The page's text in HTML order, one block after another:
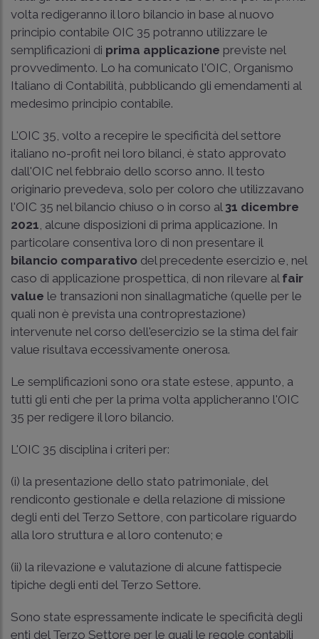
volta redigeranno il loro bilancio in base al nuovo
principio contabile OIC 35 potranno utilizzare le
semplificazioni di prima applicazione previste nel
provvedimento. Lo ha comunicato l'OIC, Organismo
Italiano di Contabilità, pubblicando gli emendamenti al
medesimo principio contabile.
L'OIC 35, volto a recepire le specificità del settore
italiano no-profit nei loro bilanci, è stato approvato
dall'OIC nel febbraio dello scorso anno. Il testo
originario prevedeva, solo per coloro che utilizzavano
l'OIC 35 nel bilancio chiuso o in corso al 31 dicembre
2021, alcune disposizioni di prima applicazione. In
particolare consentiva loro di non presentare il
bilancio comparativo del precedente esercizio e, nel
caso di applicazione prospettica, di non rilevare al fair
value le transazioni non sinallagmatiche (quelle per le
quali non è prevista una controprestazione)
intervenute nel corso dell'esercizio se la stima del fair
value risultava eccessivamente onerosa.
Le semplificazioni sono ora state estese, appunto, a
tutti gli enti che per la prima volta applicheranno l'OIC
35 per redigere il loro bilancio.
L'OIC 35 disciplina i criteri per:
(i) la presentazione dello stato patrimoniale, del
rendiconto gestionale e della relazione di missione
degli enti del Terzo Settore, con particolare riguardo
alla loro struttura e al loro contenuto; e
(ii) la rilevazione e valutazione di alcune fattispecie
tipiche degli enti del Terzo Settore.
Sono state espressamente indicate le specificità degli
enti del Terzo Settore per le quali le regole contabili